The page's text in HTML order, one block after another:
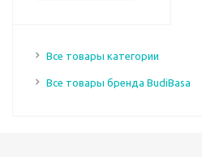
Все товары категории
Все товары бренда BudiBasa